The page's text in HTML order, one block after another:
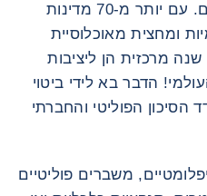
כעת בקנה מידה חסר תקדים. עם יותר מ-70 מדינות
ומחצית מאוכלוסיית
2024 הייתה שנה מרכזית הן ליציבות
הדבר בא לידי ביטוי
הפוליטי והחברתי
משברים פוליטיים